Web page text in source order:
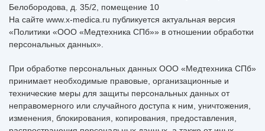
Белобородова, д. 35/2, помещение 10
На сайте www.x-medica.ru публикуется актуальная версия
«Политики «ООО «Медтехника СПб»» в отношении обработки
персональных данных».
При обработке персональных данных ООО «Медтехника СПб»
принимает необходимые правовые, организационные и
технические меры для защиты персональных данных от
неправомерного или случайного доступа к ним, уничтожения,
изменения, блокирования, копирования, предоставления,